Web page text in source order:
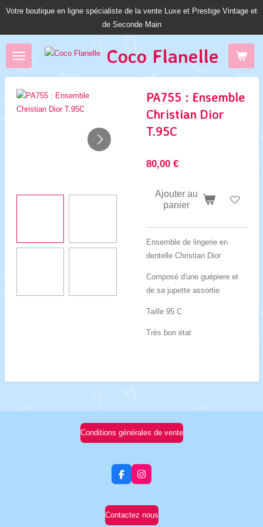
Passer
principal
Coco Flanelle
Votre boutique en ligne spécialiste de la vente Luxe et Prestige Vintage et
de Seconde Main
PA755 : Ensemble
Christian Dior
T.95C
80,00 €
Ajouter au
panier
Ensemble de lingerie en
dentelle Christian Dior
Composé d'une guépiere et
de sa jupette assortie
Taille 95 C
Très bon état
Conditions générales de vente
F
a
e
b
I
n
t
a
Contactez nous